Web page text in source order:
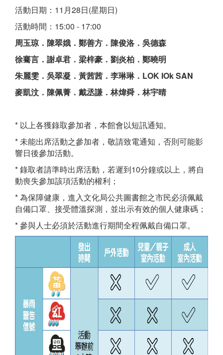
活動日期：11月28日(星期日)
活動時間：15:00 - 17:00
周玉琼．陳翠娥．鄭善方．陳俊洛．吳德森
徐騫言．謝卓君．梁梓豪．劉炎柏．鄭曉明
朱麗雯．吳翠凝．黃茜茜．李琳琳．LOK IOk SAN
麥凱汶．陳佩菁．戴丞謙．林煒舜．林宇晴
* 以上各獲錄取參加者，本館會以短訊通知。
* 未能出席活動之參加者，敬請致電通知，否則可能影
響日後參加活動。
* 錄取者請準時出席活動，若遲到10分鐘或以上，將自
動喪失參加該項活動的權利；
* 為保障健康，進入文化局公共圖書館之市民必須佩戴
自備口罩、接受體溫探測，並出示有效的個人健康碼；
* 參與人士必須於活動進行期間全程佩戴自備口罩。